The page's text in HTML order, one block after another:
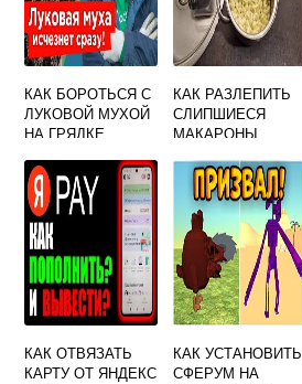
КАК БОРОТЬСЯ С
ЛУКОВОЙ МУХОЙ
НА ГРЯДКЕ
КАК РАЗЛЕПИТЬ
СЛИПШИЕСЯ
МАКАРОНЫ
КАК ОТВЯЗАТЬ
КАРТУ ОТ ЯНДЕКС
КАК УСТАНОВИТЬ
СФЕРУМ НА